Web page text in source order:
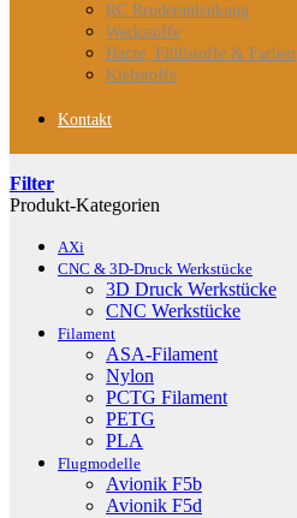
RC Rruderanlenkung
Werkstoffe
Harze, Flüllstoffe & Farben
Klebstoffe
Kontakt
Filter
Produkt-Kategorien
AXi
CNC & 3D-Druck Werkstücke
3D Druck Werkstücke
CNC Werkstücke
Filament
ASA-Filament
Nylon
PCTG Filament
PETG
PLA
Flugmodelle
Avionik F5b
Avionik F5d